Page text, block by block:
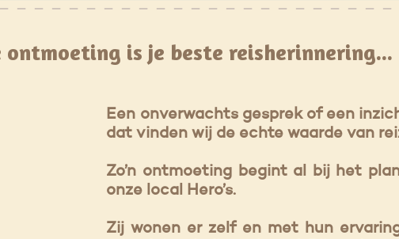
ontmoeting is je beste reisherinnering...
Een onverwachts gesprek of een
dat vinden wij de echte waarde van
Zo’n ontmoeting begint al bij het
onze local Hero’s.
Zij wonen er zelf en met hun